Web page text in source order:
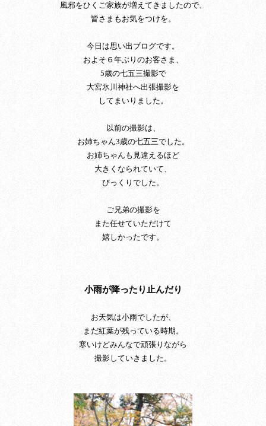
風邪をひくご家族が増えてきましたので、
皆さまもお気をつけを。
今日は思い出ブログです。
およそ６年ぶりのお客さま、
5歳の七五三撮影で
大宮氷川神社へ出張撮影を
してまいりました。
以前の撮影は、
お姉ちゃん3歳の七五三でした。
お姉ちゃんも見違えるほど
大きくなられていて、
びっくりでした。
ご兄弟の撮影を
また任せていただけて
嬉しかったです。
小雨が降ったり止んだり
お天気は小雨でしたが、
まだ紅葉が残っている時期。
寒いけどみんなで頑張りながら
撮影していきました。